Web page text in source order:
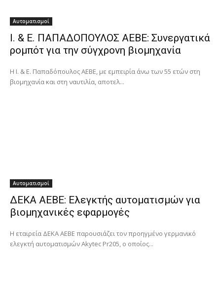
Αυτοματισμοί
Ι. & Ε. ΠΑΠΑΔΟΠΟΥΛΟΣ ΑΕΒΕ: Συνεργατικά
ρομπότ για την σύγχρονη βιομηχανία
Η Ι. & Ε. Παπαδόπουλος ΑΕΒΕ, με εμπειρία άνω των 55 ετών στη
βιομηχανία και στη ναυτιλία, αποτελ...
Αυτοματισμοί
ΔΕΚΑ ΑΕΒΕ: Ελεγκτής αυτοματισμών για
βιομηχανικές εφαρμογές
Η εταιρεία ΔΕΚΑ ΑΕΒΕ παρουσιάζει τον προηγμένο γερμανικό
ελεγκτή αυτοματισμών Akytec Pr205, ο οποίος...